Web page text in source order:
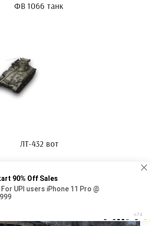
ФВ 1066 танк
ЛТ-432 вот